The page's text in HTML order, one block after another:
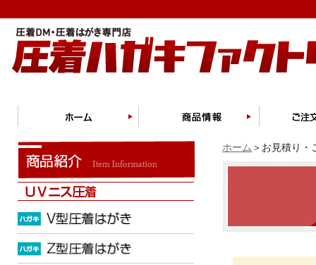
ホーム ＞お見積り・